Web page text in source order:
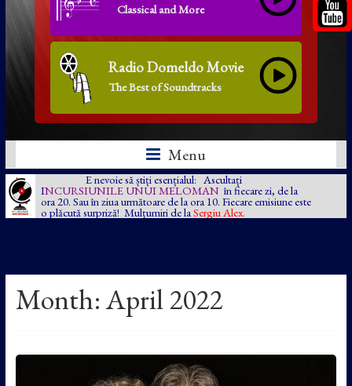
Classical and More
Radio Domeldo Movie
The Best of Soundtracks
Menu
E nevoie să știți esențialul: Ascultați
INCURSIUNILE UNUI MELOMAN în fiecare zi, de la
ora 20. Sau în ziua următoare de la ora 10. Fiecare emisiune este
o plăcută surpriză! Mulțumiri de la Sergiu Alex.
Month:April 2022